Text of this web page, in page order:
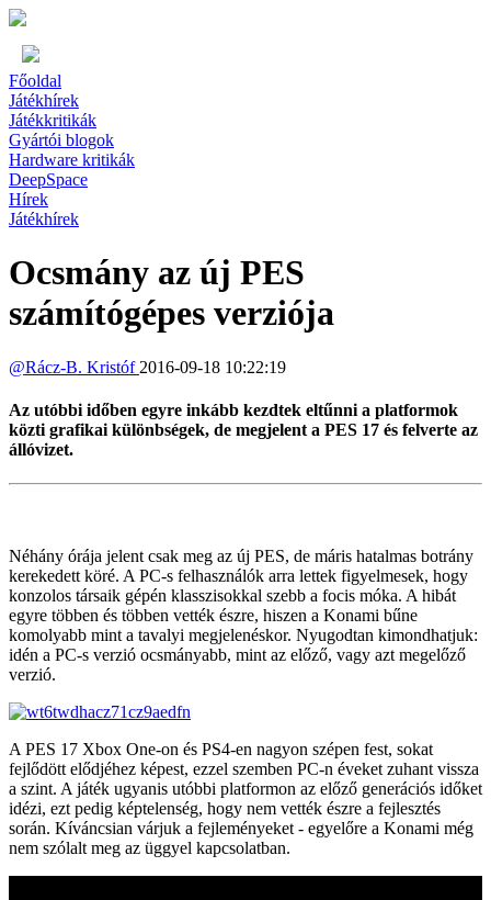
Főoldal
Játékhírek
Játékkritikák
Gyártói blogok
Hardware kritikák
DeepSpace
Hírek
Játékhírek
Ocsmány az új PES
számítógépes verziója
@Rácz-B. Kristóf 2016-09-18 10:22:19
Az utóbbi időben egyre inkább kezdtek eltűnni a platformok
közti grafikai különbségek, de megjelent a PES 17 és felverte az
állóvizet.
Néhány órája jelent csak meg az új PES, de máris hatalmas botrány
kerekedett köré. A PC-s felhasználók arra lettek figyelmesek, hogy
konzolos társaik gépén klasszisokkal szebb a focis móka. A hibát
egyre többen és többen vették észre, hiszen a Konami bűne
komolyabb mint a tavalyi megjelenéskor. Nyugodtan kimondhatjuk:
idén a PC-s verzió ocsmányabb, mint az előző, vagy azt megelőző
verzió.
A PES 17 Xbox One-on és PS4-en nagyon szépen fest, sokat
fejlődött elődjéhez képest, ezzel szemben PC-n éveket zuhant vissza
a szint. A játék ugyanis utóbbi platformon az előző generációs időket
idézi, ezt pedig képtelenség, hogy nem vették észre a fejlesztés
során. Kíváncsian várjuk a fejleményeket - egyelőre a Konami még
nem szólalt meg az üggyel kapcsolatban.